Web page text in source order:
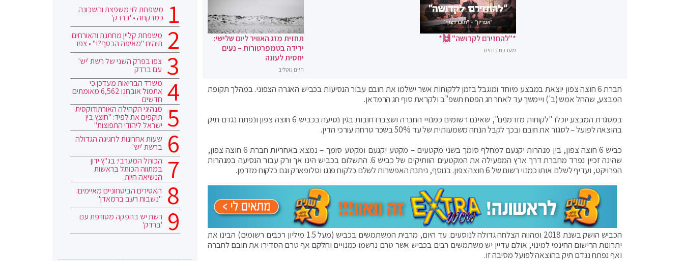
*"להחזירם לקדושה" 🙌*
מערכת בחזית
תחזית מזג האוויר ליום שלישי:
ירידה בטמפרטורות – נעים
יחסית לעונה
חיים גוטליב
חברת 6 חוצה צפון יוצאת במבצע מיוחד ומוגבל בזמן ללקוחות אשר ישלמו את חובם עבור הנסיעות בכביש האגרה הצפוני. במהלך תקופת
המבצע, שהחל אמש (ב') ויימשך עד לאחר חג הפסח תשפ"ב ולקראת סוף חג הרמדאן.
במסגרת המבצע יוכלו "לקוחות מזדמנים", שאינם רשומים כמנויי החברה ושצברו חובות בגין נסיעה בכביש 6 חוצה צפון ונפתח נגדם תיק
בהוצאה לפועל – לסגור את חובם ובכך לקבל הנחה משמעותית של עד 50% בשכר טרחת עורכי הדין.
כביש 6 חוצה צפון, בין מנהרות יקנעם למחלף סומך בשני מקטעים – מקטע יקנעם ומקטע סומך – נמצא באחריות חברת 6 חוצה צפון,
שהינה זכיין נפרד מחברת דרך ארץ המפעילה את המקטעים הוותיקים של כביש 6. התשלום בכביש הינו אך ורק עבור הנסיעה במנהרות
הפרויקט, ועדיף לשלם אותו כמנוי רשום של 6 חוצה צפון. בנוסף, ניתנת האפשרות לשלם כלקוח פנגו וסלופארק וגם כלקוח מזדמן.
הכביש הושק בשנת 2018 ומהווה הצלחה גדולה לנוסעים. עד היום, מרבית המשתמשים בכביש (מעל 1.5 מיליון רכבים רשומים) הבינו את
יתרונות הרישום החינמי למינוי, אולם עדיין יש משתמשים רבים בכביש אשר טרם נרשמו כמנויים וחלקם אף טרם הסדירו את חובם לחברה
ואף נפתח נגדם תיק בהוצאה לפועל מסיבה זו.
משפחת לוי משפצת והשכונה
כמרקחה • 'ברדק'
משפחת קליין מחתנת והאורחים
תוהים "מאיפה הכסף?!" • צפו
צפו בפרק השני של רשת 'יש'
עם ברדק
משרד הבריאות מעדכן כי
אתמול אובחנו 6,562 מאומתים
חדשים
מנהיגי הקהילה האורתודוקסית
תוקפים את לפיד: "חוצץ בין
ישראל ליהודי התפוצות"
שעות אחרונות לחגיגה הגדולה
ברשת 'יש'
הכותל המערבי: בג"ץ ידון
במתווה הכותל בראשות
הנשיאה חיות
האסירים הביטחוניים מאיימים:
"נשבות רעב ברמאדן"
רשת יש בהפקה מטורפת עם
'ברדק'